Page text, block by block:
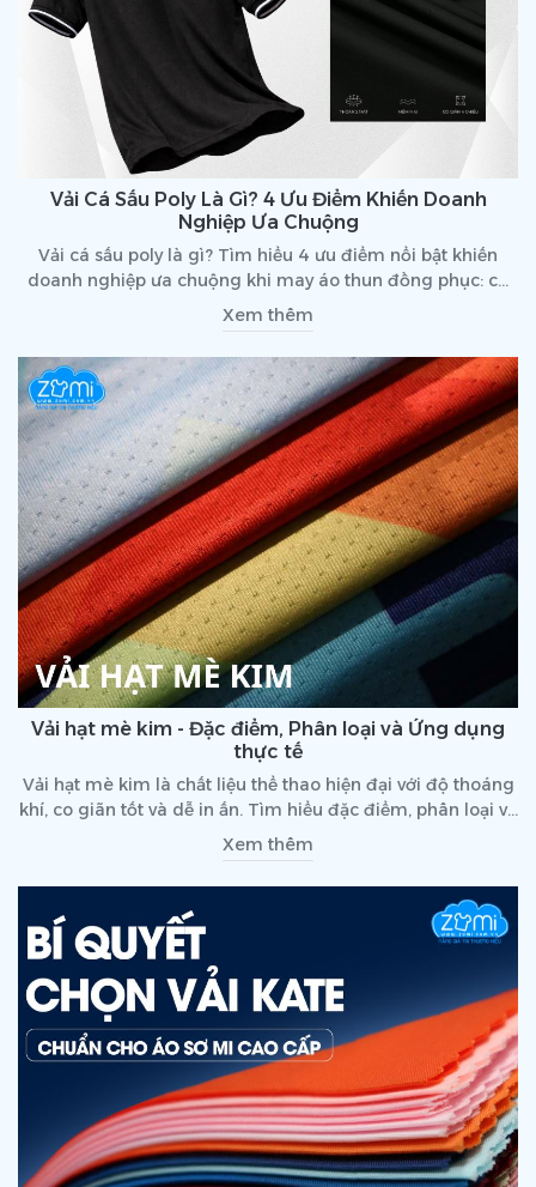
Vải Cá Sấu Poly Là Gì? 4 Ưu Điểm Khiến Doanh
Nghiệp Ưa Chuộng
Vải cá sấu poly là gì? Tìm hiểu 4 ưu điểm nổi bật khiến
doanh nghiệp ưa chuộng khi may áo thun đồng phục: co
giãn tốt, bền đẹp, in thêu sắc nét, giá hợp lý.
Xem thêm
Vải hạt mè kim - Đặc điểm, Phân loại và Ứng dụng
thực tế
Vải hạt mè kim là chất liệu thể thao hiện đại với độ thoáng
khí, co giãn tốt và dễ in ấn. Tìm hiểu đặc điểm, phân loại và
ứng dụng thực tế.
Xem thêm